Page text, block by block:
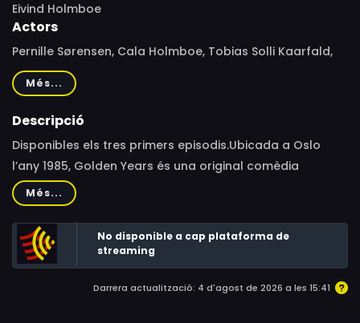
Eivind Holmboe
Actors
Pernille Sørensen, Cala Holmboe, Tobias Solli Kaarfald,
Alfred Lorentzen-Spydevold
Més...
Descripció
Disponibles els tres primers episodis.Ubicada a Oslo
l’any 1985, Golden Years és una original comèdia
protagonitzada per una família de hippies que
abandona la seva comuna i es topa de ple amb el
capitalisme.Noruega, 1985. Una dona antisistema
decideix separar-se de la seva parella i abandonar
juntament amb els seus dos fills la comuna hippy en la
qual sempre han viscut, traslladant-se a un Oslo cada
Més...
No disponible a cap plataforma de
streaming
Darrera actualització: 4 d'agost de 2026 a les 15:41